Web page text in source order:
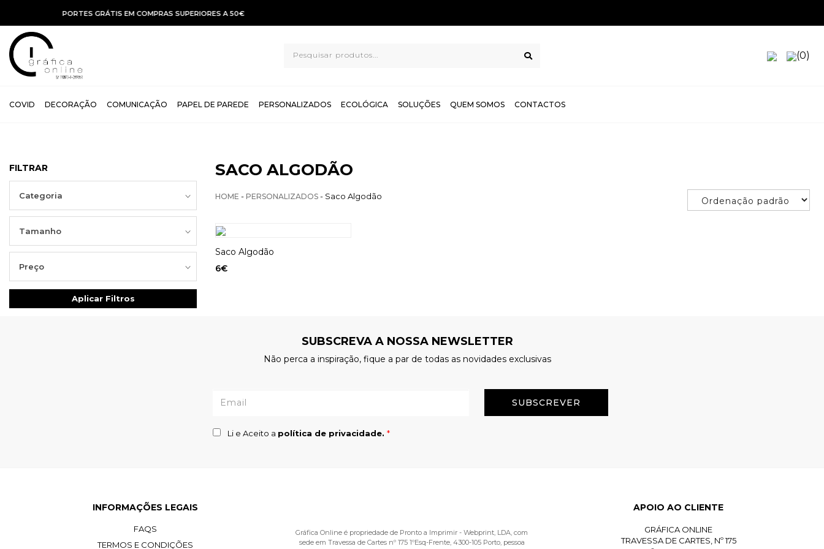
(0)
COVID DECORAÇÃO COMUNICAÇÃO PAPEL DE PAREDE PERSONALIZADOS ECOLÓGICA SOLUÇÕES QUEM SOMOS CONTACTOS
FILTRAR
Categoria
Tamanho
Preço
Aplicar Filtros
SACO ALGODÃO
HOME - PERSONALIZADOS - Saco Algodão
Saco Algodão
6€
SUBSCREVA A NOSSA NEWSLETTER
Não perca a inspiração, fique a par de todas as novidades exclusivas
Li e Aceito a política de privacidade. *
INFORMAÇÕES LEGAIS
FAQS
TERMOS E CONDIÇÕES
Gráfica Online é propriedade de Pronto a Imprimir - Webprint, LDA, com
sede em Travessa de Cartes nº 175 1ºEsq-Frente, 4300-105 Porto, pessoa
APOIO AO CLIENTE
GRÁFICA ONLINE
TRAVESSA DE CARTES, Nº 175